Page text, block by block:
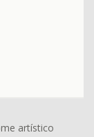
artístico